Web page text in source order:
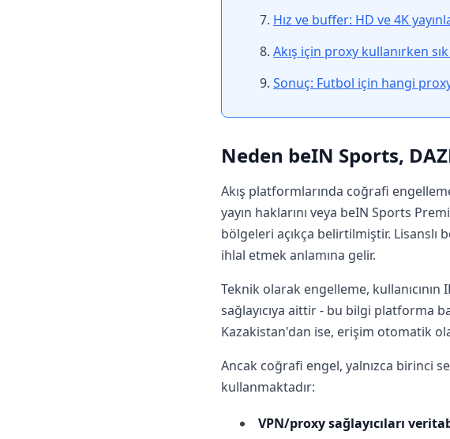
Hız ve buffer: HD ve 4K
Akış için proxy kullanırken
Sonuç: Futbol için hangi
Neden beIN Sports,
Akış platformlarında coğrafi
yayın haklarını veya beIN Sports
bölgeleri açıkça belirtilmiştir. Lisanslı
ihlal etmek anlamına gelir.
Teknik olarak engelleme,
sağlayıcıya aittir - bu bilgi platforma
Kazakistan'dan ise, erişim otomatik
Ancak coğrafi engel, yalnızca birinci
kullanmaktadır:
VPN/proxy sağlayıcıları